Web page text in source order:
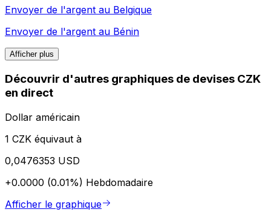
Envoyer de l'argent au Belgique
Envoyer de l'argent au Bénin
Afficher plus
Découvrir d'autres graphiques de devises CZK
en direct
Dollar américain
1 CZK équivaut à
0,0476353 USD
+0.0000 (0.01%) Hebdomadaire
Afficher le graphique